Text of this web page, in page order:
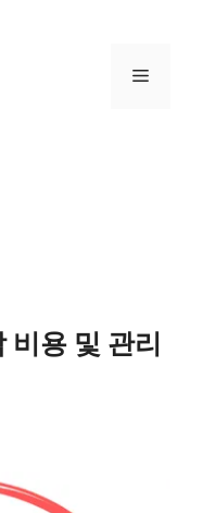
Menu
비용 및 관리